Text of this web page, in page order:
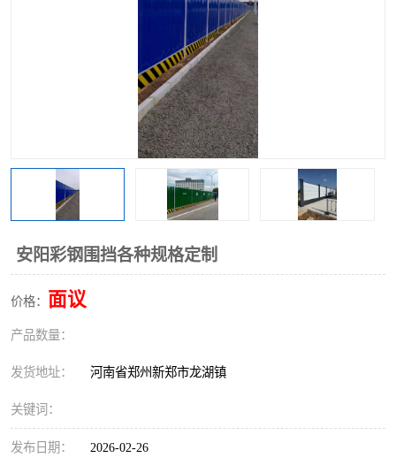
安阳彩钢围挡各种规格定制
价格： 面议
产品数量：
发货地址： 河南省郑州新郑市龙湖镇
关键词：
发布日期： 2026-02-26
生产加工单板复合围挡 市